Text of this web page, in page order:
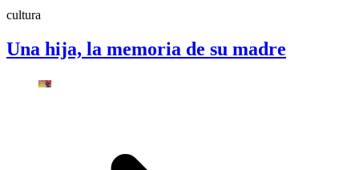
cultura
Una hija, la memoria de su madre